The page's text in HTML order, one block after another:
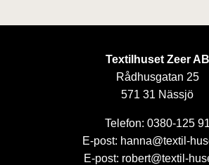
Textilhuset Zeer AB
Rådhusgatan 25
571 31 Nässjö
Telefon: 0380-125 91
E-post: hanna@textil-
E-post: robert@textil-